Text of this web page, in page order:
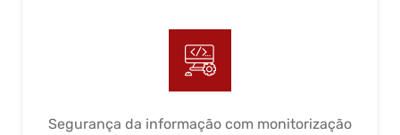
Segurança da informação com monitorização